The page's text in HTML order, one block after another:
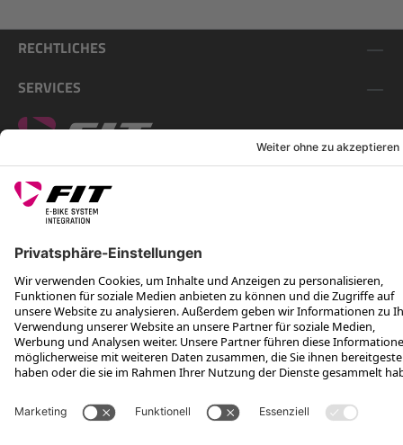
RECHTLICHES
SERVICES
*Unverbindliche Preisempfehlung inkl. MwSt. zzgl. Versandkosten
Rotax Bike Technology AG © 2025